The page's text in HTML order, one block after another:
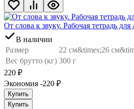
От слова к звуку. Рабочая тетрадь для
В наличии
Размер
22 см&times;26
Вес брутто (кг) 300 г
220 ₽
Экономия -220 ₽
Купить
Купить